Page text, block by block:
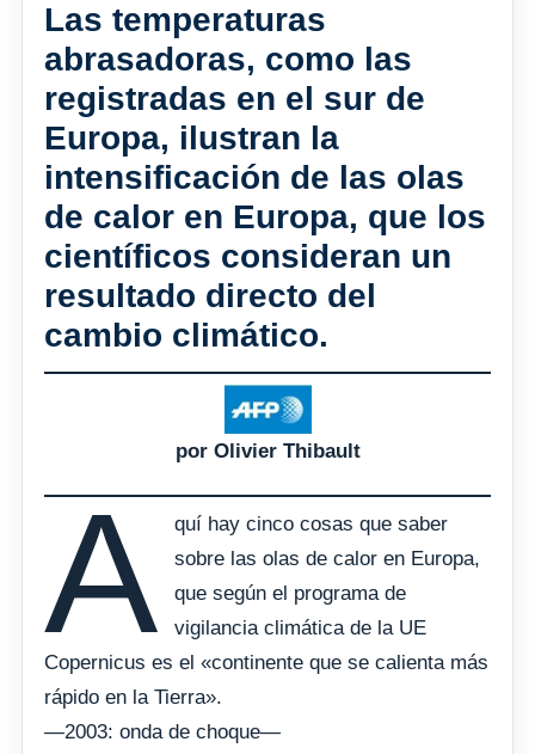
Las temperaturas
abrasadoras, como las
registradas en el sur de
Europa, ilustran la
intensificación de las olas
de calor en Europa, que los
científicos consideran un
resultado directo del
cambio climático.
por Olivier Thibault
A
quí hay cinco cosas que saber
sobre las olas de calor en Europa,
que según el programa de
vigilancia climática de la UE
Copernicus es el «continente que se calienta más
rápido en la Tierra».
—2003: onda de choque—